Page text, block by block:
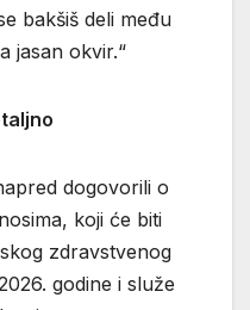
bakšiš deli među
jasan okvir.“
dogovorili o
koji će biti
zdravstvenog
godine i služe